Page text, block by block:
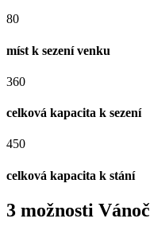
80
míst k sezení venku
360
celková kapacita k sezení
450
celková kapacita k stání
3 možnosti